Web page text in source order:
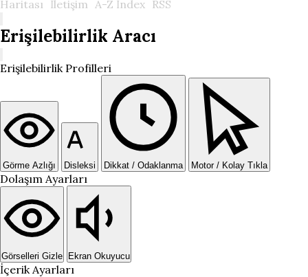
Haritası İletişim A-Z İndex RSS
Erişilebilirlik Aracı
Erişilebilirlik Profilleri
Görme Azlığı Disleksi Dikkat / Odaklanma Motor / Kolay Tıkla
Dolaşım Ayarları
Görselleri Gizle Ekran Okuyucu
İçerik Ayarları